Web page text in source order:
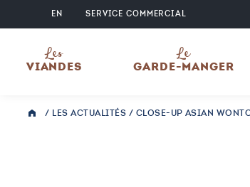
EN SERVICE COMMERCIAL
Le
GARDE-MANGER
Les
VIANDES
/ LES ACTUALITÉS / CLOSE-UP ASIAN